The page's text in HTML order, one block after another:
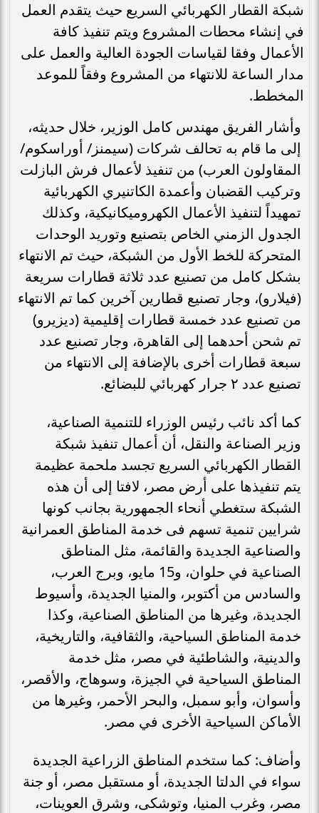
شبكة القطار الكهربائي السريع حيث يتقدم العمل
في إنشاء محطات المشروع ويتم تنفيذ كافة
الأعمال وفقا لقياسات الجودة العالية والعمل على
مدار الساعة للانتهاء من المشروع وفقاً للموعد
المخطط.
وأشار الفريق مهندس كامل الوزير، خلال حديثه،
إلى ما قام به تحالف شركات (سيمنز/ أوراسكوم/
المقاولون العرب) من تنفيذ لأعمال فرش البازلت
وتركيب القضبان وأعمدة الكاتنيري الكهربائية
تمهيداً لتنفيذ الأعمال الكهروميكانيكية، وكذلك
الجدول الزمني الخاص بتصنيع وتوريد الوحدات
المتحركة للخط الأول من الشبكة، حيث تم الانتهاء
بشكل كامل من تصنيع عدد ثلاثة قطارات سريعة
(فيلارو)، وجار تصنيع قطارين آخرين كما تم الانتهاء
من تصنيع عدد خمسة قطارات إقليمية (ديزيرو)
تم شحن أحدهما إلى القاهرة، وجار تصنيع عدد
سبعة قطارات أخرى بالإضافة إلى الانتهاء من
تصنيع عدد ۲ جرار كهربائي للبضائع.
كما أكد نائب رئيس الوزراء للتنمية الصناعية،
وزير الصناعة والنقل، أن أعمال تنفيذ شبكة
القطار الكهربائي السريع تجسد ملحمة عظيمة
يتم تنفيذها على أرض مصر، لافتا إلى أن هذه
الشبكة ستغطي أنحاء الجمهورية بجانب كونها
شرايين تنمية تسهم فى خدمة المناطق العمرانية
والصناعية الجديدة والقائمة، مثل المناطق
الصناعية في حلوان، و15 مايو، وبرج العرب،
والسادس من أكتوبر، والمنيا الجديدة، وأسيوط
الجديدة، وغيرها من المناطق الصناعية، وكذا
خدمة المناطق السياحية، والثقافية، والتاريخية،
والدينية، والشاطئية في مصر، مثل خدمة
المناطق السياحية في الجيزة، وسوهاج، والأقصر،
وأسوان، وأبو سمبل، والبحر الأحمر، وغيرها من
الأماكن السياحية الأخرى في مصر.
وأضاف: كما ستخدم المناطق الزراعية الجديدة
سواء في الدلتا الجديدة، أو مستقبل مصر، أو جنة
مصر، وغرب المنيا، وتوشكى، وشرق العوينات،